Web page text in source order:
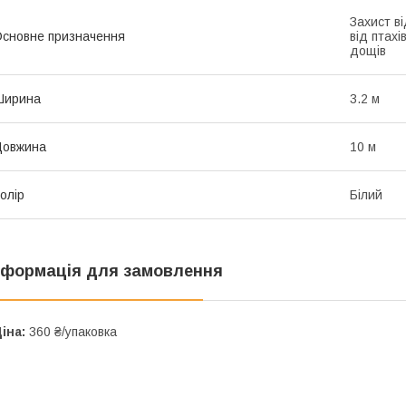
призначення
Захист
від
дощів
3.2 м
10 м
Білий
для замовлення
360 ₴/упаковка